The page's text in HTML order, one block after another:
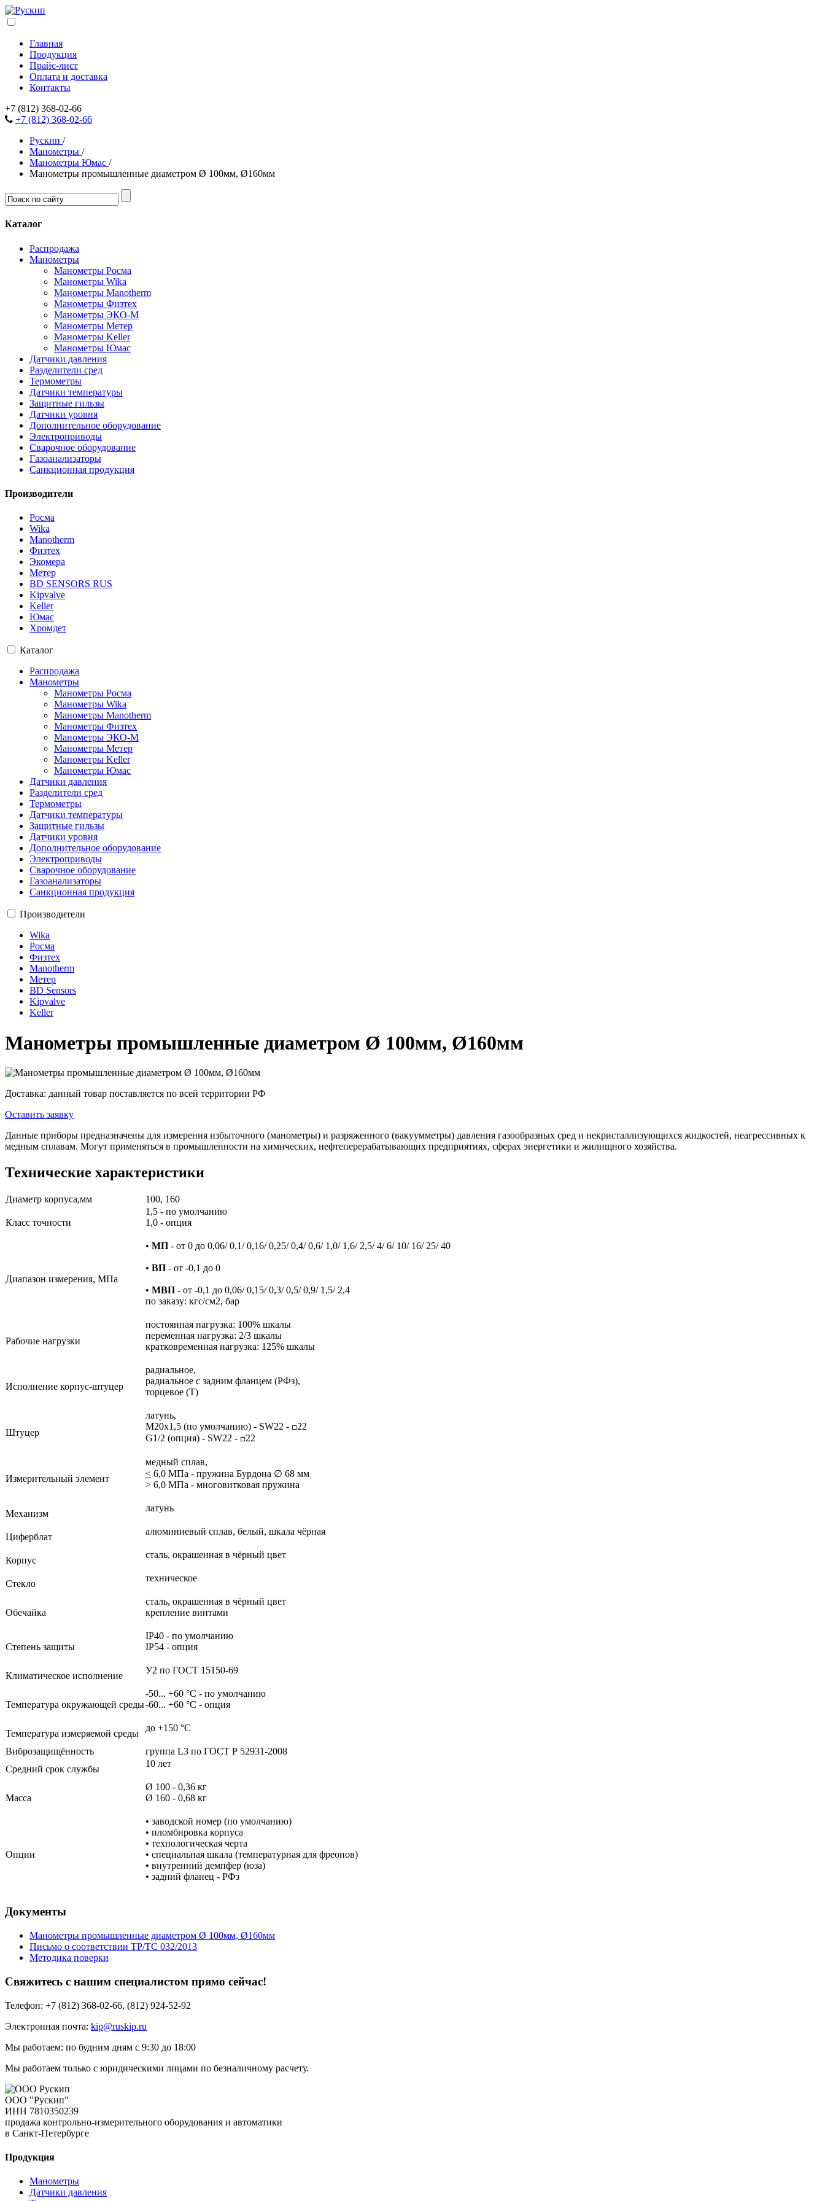
Главная
Продукция
Прайс-лист
Оплата и доставка
Контакты
+7 (812) 368-02-66
+7 (812) 368-02-66
Рускип /
Манометры /
Манометры Юмас /
Манометры промышленные диаметром Ø 100мм, Ø160мм
Каталог
Распродажа
Манометры
Манометры Росма
Манометры Wika
Манометры Manotherm
Манометры Физтех
Манометры ЭКО-М
Манометры Метер
Манометры Keller
Манометры Юмас
Датчики давления
Разделители сред
Термометры
Датчики температуры
Защитные гильзы
Датчики уровня
Дополнительное оборудование
Электроприводы
Сварочное оборудование
Газоанализаторы
Санкционная продукция
Производители
Росма
Wika
Manotherm
Физтех
Экомера
Метер
BD SENSORS RUS
Kipvalve
Keller
Юмас
Хромдет
Каталог
Распродажа
Манометры
Манометры Росма
Манометры Wika
Манометры Manotherm
Манометры Физтех
Манометры ЭКО-М
Манометры Метер
Манометры Keller
Манометры Юмас
Датчики давления
Разделители сред
Термометры
Датчики температуры
Защитные гильзы
Датчики уровня
Дополнительное оборудование
Электроприводы
Сварочное оборудование
Газоанализаторы
Санкционная продукция
Производители
Wika
Росма
Физтех
Manotherm
Метер
BD Sensors
Kipvalve
Keller
Манометры промышленные диаметром Ø 100мм, Ø160мм
Доставка: данный товар поставляется по всей территории РФ
Оставить заявку
Данные приборы предназначены для измерения избыточного (манометры) и разряженного (вакуумметры) давления газообразных сред и некристаллизующихся жидкостей, неагрессивных к
медным сплавам. Могут применяться в промышленности на химических, нефтеперерабатывающих предприятиях, сферах энергетики и жилищного хозяйства.
Технические характеристики
Диаметр корпуса,мм 100, 160
Класс точности
1,5 - по умолчанию
1,0 - опция
Диапазон измерения, МПа
• МП - от 0 до 0,06/ 0,1/ 0,16/ 0,25/ 0,4/ 0,6/ 1,0/ 1,6/ 2,5/ 4/ 6/ 10/ 16/ 25/ 40
• ВП - от -0,1 до 0
• МВП - от -0,1 до 0,06/ 0,15/ 0,3/ 0,5/ 0,9/ 1,5/ 2,4
по заказу: кгс/см2, бар
Рабочие нагрузки
постоянная нагрузка: 100% шкалы
переменная нагрузка: 2/3 шкалы
кратковременная нагрузка: 125% шкалы
Исполнение корпус-штуцер
радиальное,
радиальное с задним фланцем (РФз),
торцевое (Т)
Штуцер
латунь,
М20х1,5 (по умолчанию) - SW22 - □22
G1/2 (опция) - SW22 - □22
Измерительный элемент
медный сплав,
< 6,0 МПа - пружина Бурдона ∅ 68 мм
> 6,0 МПа - многовитковая пружина
Механизм
латунь
Циферблат
алюминиевый сплав, белый, шкала чёрная
Корпус
сталь, окрашенная в чёрный цвет
Стекло
техническое
Обечайка
сталь, окрашенная в чёрный цвет
крепление винтами
Степень защиты
IP40 - по умолчанию
IP54 - опция
Климатическое исполнение
У2 по ГОСТ 15150-69
Температура окружающей среды
-50... +60 °С - по умолчанию
-60... +60 °С - опция
Температура измеряемой среды
до +150 °С
Виброзащищённость
группа L3 по ГОСТ Р 52931-2008
Средний срок службы
10 лет
Масса
Ø 100 - 0,36 кг
Ø 160 - 0,68 кг
Опции
• заводской номер (по умолчанию)
• пломбировка корпуса
• технологическая черта
• специальная шкала (температурная для фреонов)
• внутренний демпфер (юза)
• задний фланец - РФз
Документы
Манометры промышленные диаметром Ø 100мм, Ø160мм
Письмо о соответствии ТР/ТС 032/2013
Методика поверки
Свяжитесь с нашим специалистом прямо сейчас!
Телефон: +7 (812) 368-02-66, (812) 924-52-92
Электронная почта: kip@ruskip.ru
Мы работаем: по будним дням с 9:30 до 18:00
Мы работаем только с юридическими лицами по безналичному расчету.
ООО "Рускип"
ИНН 7810350239
продажа контрольно-измерительного оборудования и автоматики
в Санкт-Петербурге
Продукция
Манометры
Датчики давления